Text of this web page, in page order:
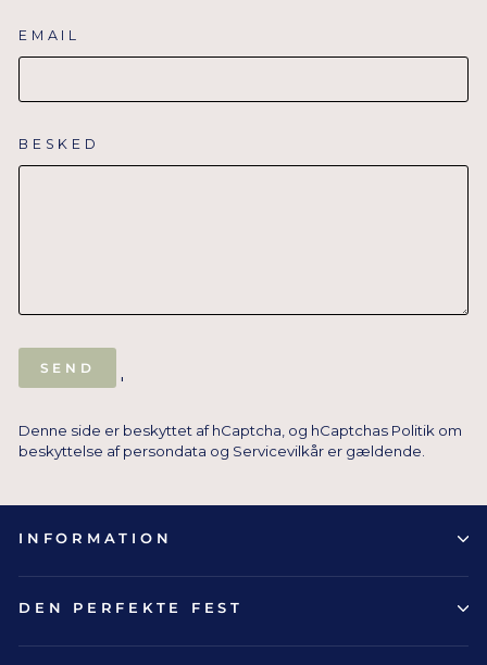
EMAIL
BESKED
SEND
'
Denne side er beskyttet af hCaptcha, og hCaptchas Politik om
beskyttelse af persondata og Servicevilkår er gældende.
INFORMATION
DEN PERFEKTE FEST